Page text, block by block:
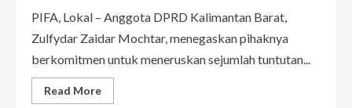
PIFA, Lokal – Anggota DPRD Kalimantan Barat,
Zulfydar Zaidar Mochtar, menegaskan pihaknya
berkomitmen untuk meneruskan sejumlah tuntutan...
Read MoreRead
more